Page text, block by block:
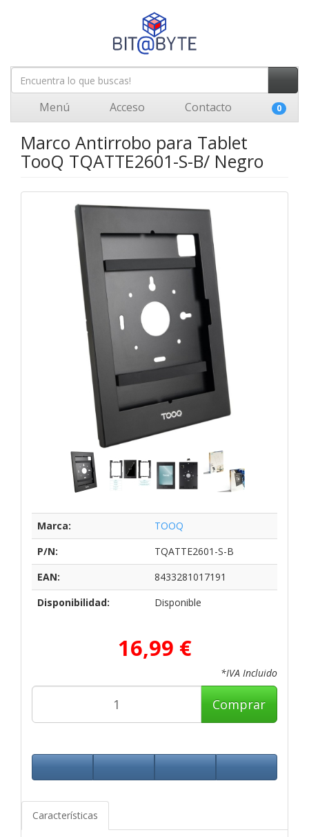
Menú Acceso Contacto 0
Marco Antirrobo para Tablet
TooQ TQATTE2601-S-B/ Negro
Marca:
TOOQ
P/N:
TQATTE2601-S-B
EAN:
8433281017191
Disponibilidad:
Disponible
16,99 €
*IVA Incluido
Comprar
Características